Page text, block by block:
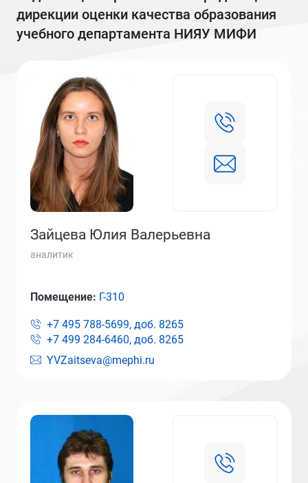
дирекции оценки качества образования
учебного департамента НИЯУ МИФИ
Зайцева Юлия Валерьевна
аналитик
YVZaitseva@mephi.ru
Помещение: Г-310
+7 495 788-5699, доб. 8265
+7 499 284-6460, доб. 8265